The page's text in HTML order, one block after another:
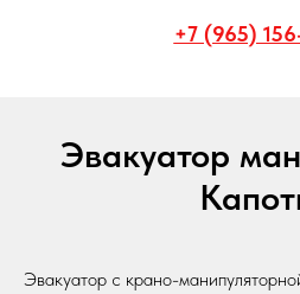
+7 (965)
Эвакуатор
Эвакуатор с крано-